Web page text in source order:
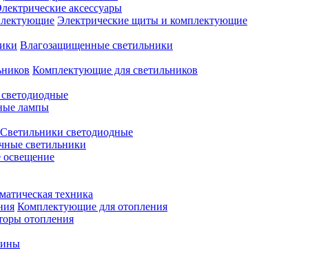
аксессуары
Электрические щиты и комплектующие
Влагозащищенные светильники
Комплектующие для светильников
лампы
Светильники светодиодные
светильники
освещение
техника
Комплектующие для отопления
отопления